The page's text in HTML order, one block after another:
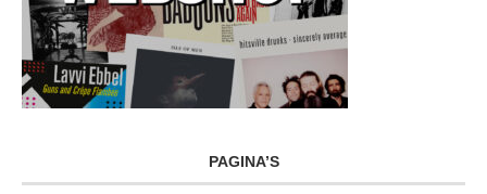
PAGINA’S